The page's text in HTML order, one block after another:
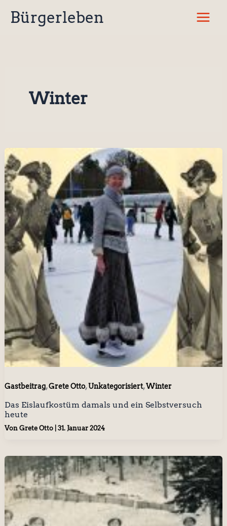
InhaltBürgerleben
Winter
Gastbeitrag,Grete Otto,Unkategorisiert,Winter
Das Eislaufkostüm damals und ein Selbstversuch
heute
Von Grete Otto 31. Januar 2024